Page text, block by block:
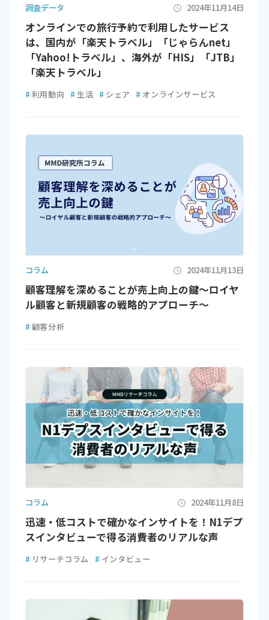
調査データ 2024年11月14日
オンラインでの旅行予約で利用したサービス
は、国内が「楽天トラベル」「じゃらんnet」
「Yahoo!トラベル」、海外が「HIS」「JTB」
「楽天トラベル」
# 利用動向 # 生活 # シェア # オンラインサービス
コラム 2024年11月13日
顧客理解を深めることが売上向上の鍵～ロイヤ
ル顧客と新規顧客の戦略的アプローチ～
# 顧客分析
コラム 2024年11月8日
迅速・低コストで確かなインサイトを！N1デプ
スインタビューで得る消費者のリアルな声
# リサーチコラム # インタビュー